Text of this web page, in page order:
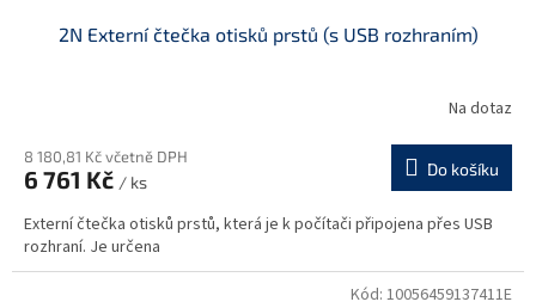
2N Externí čtečka otisků prstů (s USB rozhraním)
Na dotaz
8 180,81 Kč včetně DPH
6 761 Kč / ks
Do košíku
Externí čtečka otisků prstů, která je k počítači připojena přes USB
rozhraní. Je určena
Kód: 10056459137411E